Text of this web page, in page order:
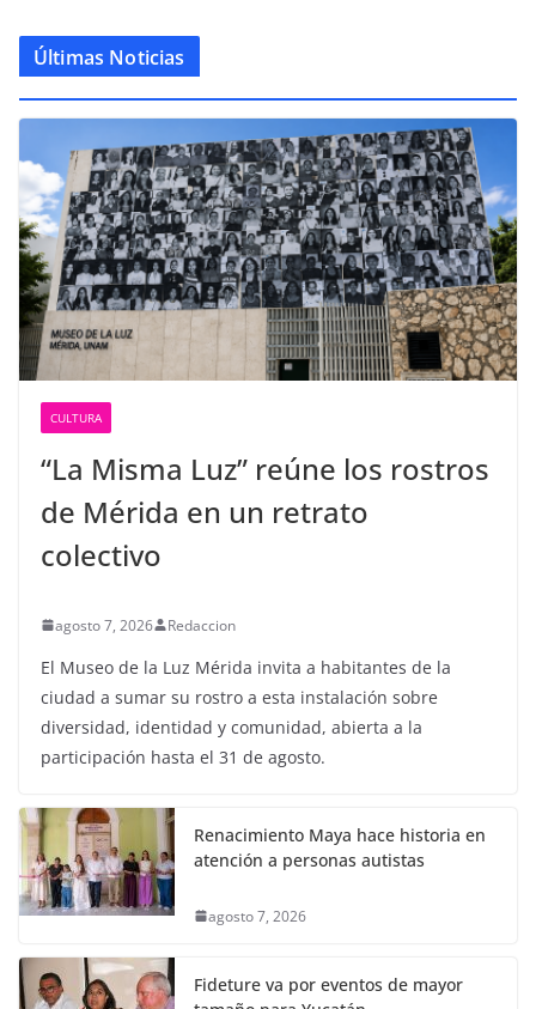
Últimas Noticias
CULTURA
“La Misma Luz” reúne los rostros
de Mérida en un retrato
colectivo
agosto 7, 2026 Redaccion
El Museo de la Luz Mérida invita a habitantes de la
ciudad a sumar su rostro a esta instalación sobre
diversidad, identidad y comunidad, abierta a la
participación hasta el 31 de agosto.
Renacimiento Maya hace historia en
atención a personas autistas
agosto 7, 2026
Fideture va por eventos de mayor